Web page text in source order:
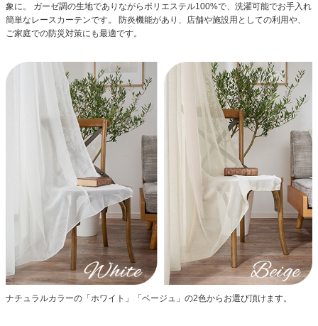
象に。
ガーゼ調の生地でありながらポリエステル100%で、洗濯可能でお手入れ
簡単なレースカーテンです。
防炎機能があり、店舗や施設用としての利用や、
ご家庭での防災対策にも最適です。
ナチュラルカラーの「ホワイト」「ベージュ」の2色からお選び頂けます。